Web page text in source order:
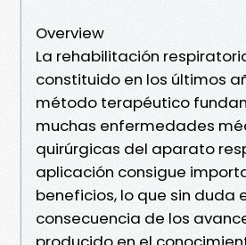
Overview
La rehabilitación
constituido en los últimos
método terapéutico
muchas enfermedades
quirúrgicas del aparato
aplicación consigue
beneficios, lo que sin duda
consecuencia de los